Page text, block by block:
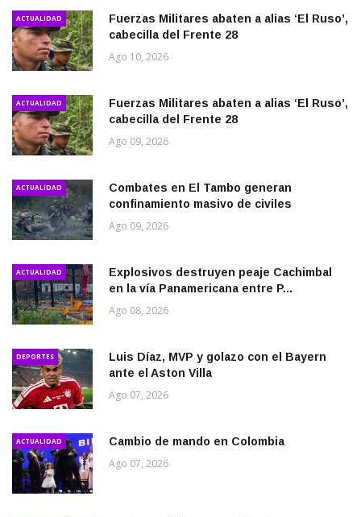
ACTUALIDAD
Fuerzas Militares abaten a alias ‘El Ruso’,
cabecilla del Frente 28
Ago 10, 2026
ACTUALIDAD
Fuerzas Militares abaten a alias ‘El Ruso’,
cabecilla del Frente 28
Ago 09, 2026
ACTUALIDAD
Combates en El Tambo generan
confinamiento masivo de civiles
Ago 09, 2026
ACTUALIDAD
Explosivos destruyen peaje Cachimbal
en la vía Panamericana entre P...
Ago 08, 2026
DEPORTES
Luis Díaz, MVP y golazo con el Bayern
ante el Aston Villa
Ago 07, 2026
ACTUALIDAD Cambio de mando en Colombia
Ago 07, 2026